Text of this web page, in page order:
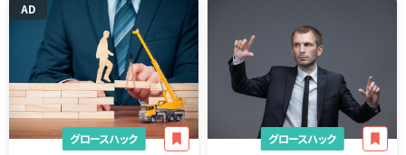
AD
グロースハック グロースハック